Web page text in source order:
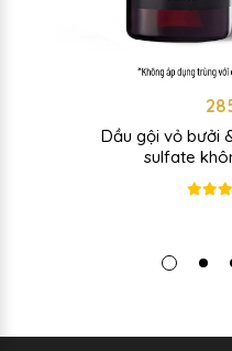
Dầu gội vỏ bưởi
sulfate